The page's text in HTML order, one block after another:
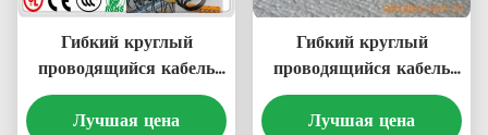
Гибкий круглый
проводящийся кабель
управления для кранов
или других приборов
Лучшая цена
Гибкий круглый
проводящийся кабель
управления для кранов
или других приборов
Лучшая цена